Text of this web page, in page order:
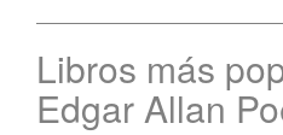
Libros más
Edgar Allan